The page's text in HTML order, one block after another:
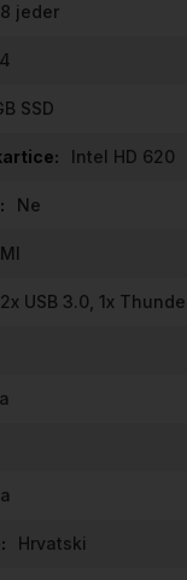
jeder
SSD
Intel HD 620
Ne
2x USB 3.0, 1x
Hrvatski